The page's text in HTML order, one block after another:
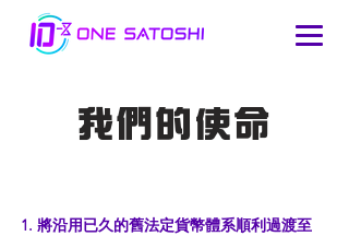
我們的使命
1. 將沿用已久的舊法定貨幣體系順利過渡至